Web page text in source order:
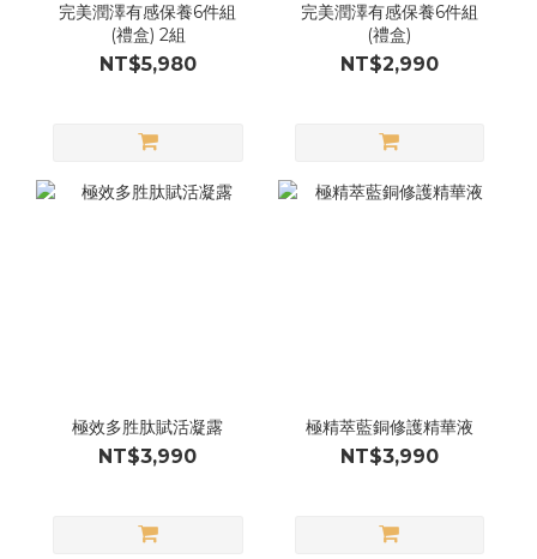
完美潤澤有感保養6件組
(禮盒) 2組
NT$5,980
完美潤澤有感保養6件組
(禮盒)
NT$2,990
極效多胜肽賦活凝露
NT$3,990
極精萃藍銅修護精華液
NT$3,990